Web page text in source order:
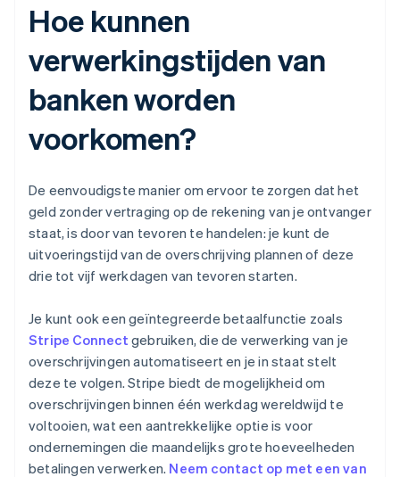
Hoe kunnen
verwerkingstijden van
banken worden
voorkomen?
De eenvoudigste manier om ervoor te zorgen dat het
geld zonder vertraging op de rekening van je ontvanger
staat, is door van tevoren te handelen: je kunt de
uitvoeringstijd van de overschrijving plannen of deze
drie tot vijf werkdagen van tevoren starten.
Je kunt ook een geïntegreerde betaalfunctie zoals
Stripe Connect gebruiken, die de verwerking van je
overschrijvingen automatiseert en je in staat stelt
deze te volgen. Stripe biedt de mogelijkheid om
overschrijvingen binnen één werkdag wereldwijd te
voltooien, wat een aantrekkelijke optie is voor
ondernemingen die maandelijks grote hoeveelheden
betalingen verwerken. Neem contact op met een van